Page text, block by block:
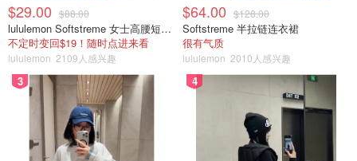
$29.00 $88.00
lululemon Softstreme 女士高腰短裤 10cm
不定时变回$19！随时点进来看
lululemon 2109人感兴趣
$64.00 $128.00
Softstreme 半拉链连衣裙
很有气质
lululemon 2010人感兴趣
3 4